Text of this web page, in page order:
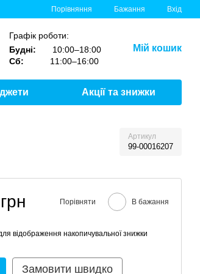
Порівняння Бажання Вхід
Графік роботи:
Будні:
10:00–18:00
Сб:
11:00–16:00
Мій кошик
Акції та знижки
Артикул
99-00016207
Порівняти В бажання
відображення накопичувальної знижки
Замовити швидко